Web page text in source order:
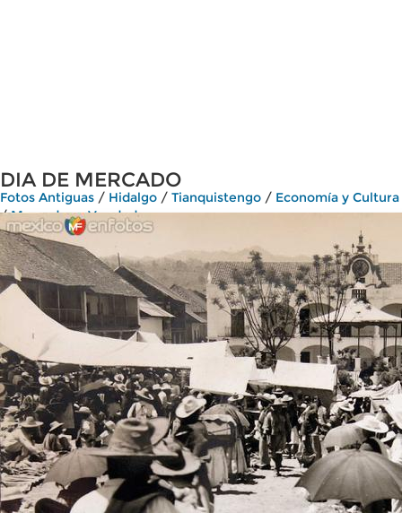
DIA DE MERCADO
Fotos Antiguas / Hidalgo / Tianquistengo / Economía y Cultura
/Mercados y Vendedores